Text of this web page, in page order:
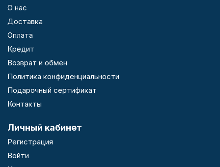
О нас
Доставка
Оплата
Кредит
Возврат и обмен
Политика конфиденциальности
Подарочный сертификат
Контакты
Личный кабинет
Регистрация
Войти